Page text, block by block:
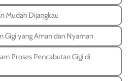
Mudah Dijangkau
Gigi yang Aman dan Nyaman
Proses Pencabutan Gigi di